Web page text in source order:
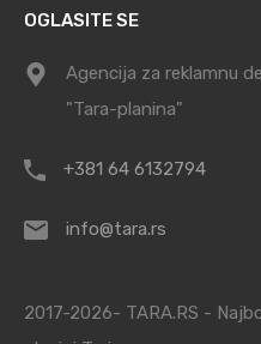
OGLASITE SE
Agencija za reklamnu
"Tara-planina"
+381 64 6132794
info@tara.rs
2017-2026- TARA.RS -